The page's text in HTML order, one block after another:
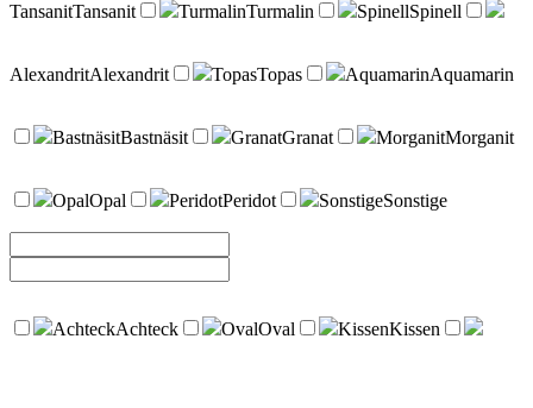
TansanitTansanit TurmalinTurmalin SpinellSpinell
AlexandritAlexandrit TopasTopas AquamarinAquamarin
BastnäsitBastnäsit GranatGranat MorganitMorganit
OpalOpal PeridotPeridot SonstigeSonstige
AchteckAchteck OvalOval KissenKissen